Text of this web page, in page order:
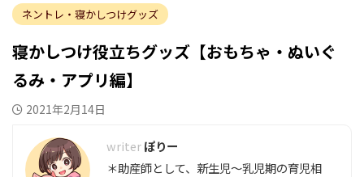
ネントレ・寝かしつけグッズ
寝かしつけ役立ちグッズ【おもちゃ・ぬいぐ
るみ・アプリ編】
2021年2月14日
ぽりー
＊助産師として、新生児～乳児期の育児相